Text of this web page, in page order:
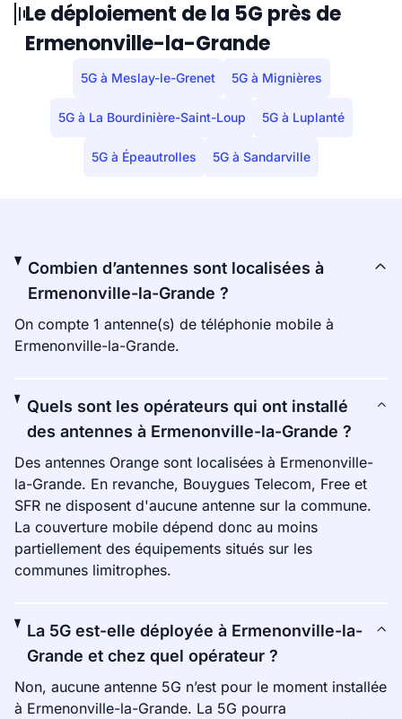
Le déploiement de la 5G près de
Ermenonville-la-Grande
5G à Meslay-le-Grenet 5G à Mignières
5G à La Bourdinière-Saint-Loup 5G à Luplanté
5G à Épeautrolles 5G à Sandarville
Combien d’antennes sont localisées à
Ermenonville-la-Grande ?
On compte 1 antenne(s) de téléphonie mobile à
Ermenonville-la-Grande.
Quels sont les opérateurs qui ont installé
des antennes à Ermenonville-la-Grande ?
Des antennes Orange sont localisées à Ermenonville-
la-Grande. En revanche, Bouygues Telecom, Free et
SFR ne disposent d'aucune antenne sur la commune.
La couverture mobile dépend donc au moins
partiellement des équipements situés sur les
communes limitrophes.
La 5G est-elle déployée à Ermenonville-la-
Grande et chez quel opérateur ?
Non, aucune antenne 5G n’est pour le moment installée
à Ermenonville-la-Grande. La 5G pourra